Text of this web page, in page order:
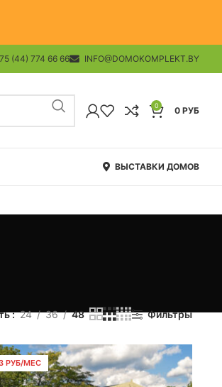
(44) 774 66 66 INFO@DOMOKOMPLEKT.BY
0 0 РУБ
ВЫСТАВКИ ДОМОВ
24 36 48 Фильтры
РУБ/МЕС